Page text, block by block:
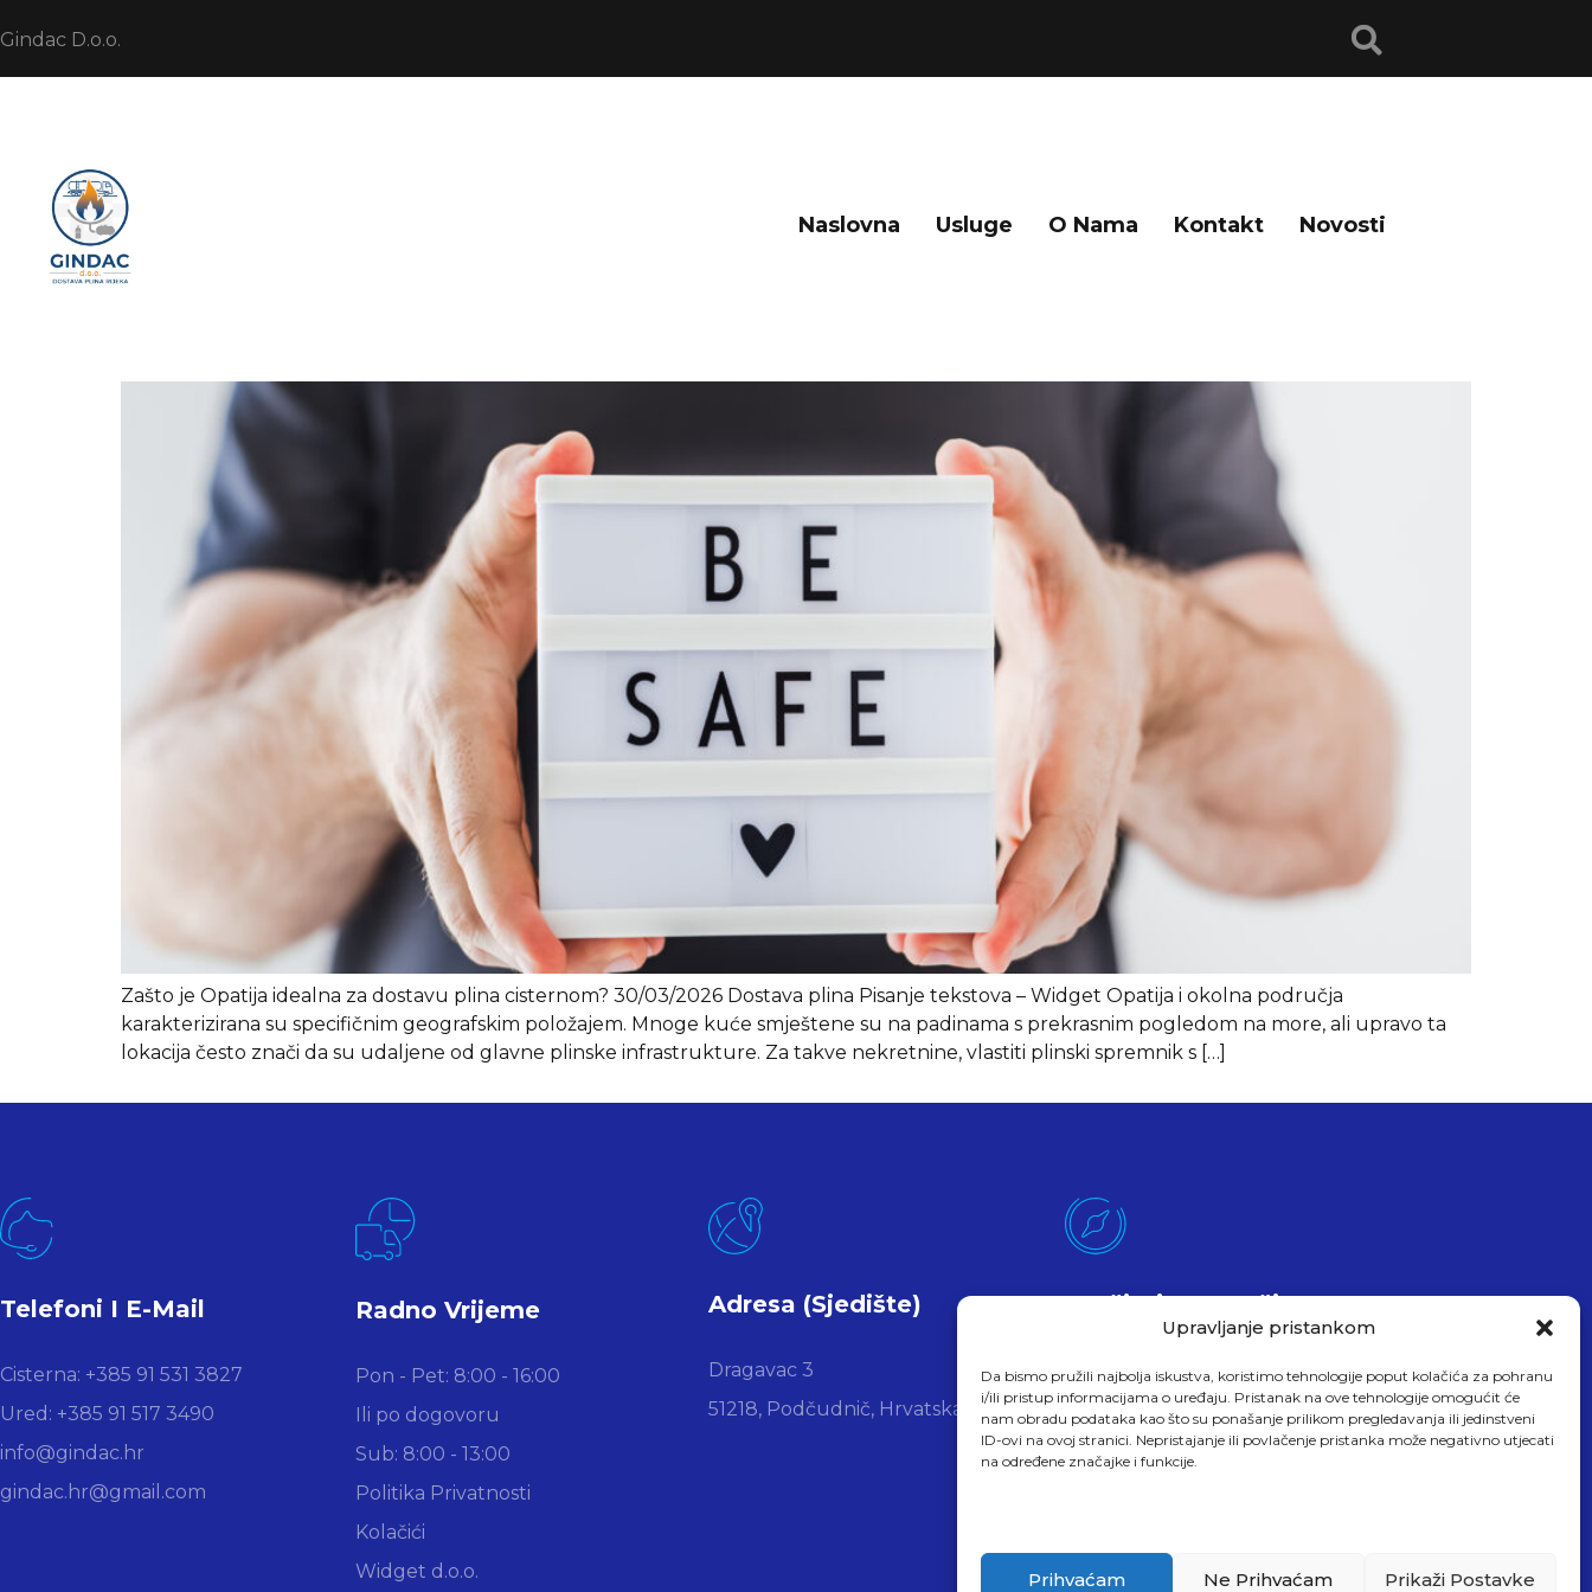
Upravljanje pristankom
Da bismo pružili najbolja iskustva, koristimo tehnologije poput kolačića za pohranu
i/ili pristup informacijama o uređaju. Pristanak na ove tehnologije omogućit će
nam obradu podataka kao što su ponašanje prilikom pregledavanja ili jedinstveni
ID-ovi na ovoj stranici. Nepristajanje ili povlačenje pristanka može negativno utjecati
na određene značajke i funkcije.
Prihvaćam Ne Prihvaćam Prikaži Postavke
Gindac D.o.o.
Naslovna Usluge O Nama Kontakt Novosti
Zašto je Opatija idealna za dostavu plina cisternom? 30/03/2026 Dostava plina Pisanje tekstova – Widget Opatija i okolna područja
karakterizirana su specifičnim geografskim položajem. Mnoge kuće smještene su na padinama s prekrasnim pogledom na more, ali upravo ta
lokacija često znači da su udaljene od glavne plinske infrastrukture. Za takve nekretnine, vlastiti plinski spremnik s […]
Telefoni I E-Mail
Cisterna: +385 91 531 3827
Ured: +385 91 517 3490
info@gindac.hr
gindac.hr@gmail.com
Radno Vrijeme
Pon - Pet: 8:00 - 16:00
Ili po dogovoru
Sub: 8:00 - 13:00
Politika Privatnosti
Kolačići
Widget d.o.o.
Adresa (Sjedište)
Dragavac 3
51218, Podčudnič, Hrvatska
Pročitajte O Našim
Uslugama